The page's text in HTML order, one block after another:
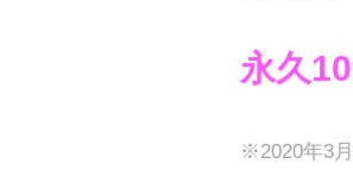
永久
※2020年3